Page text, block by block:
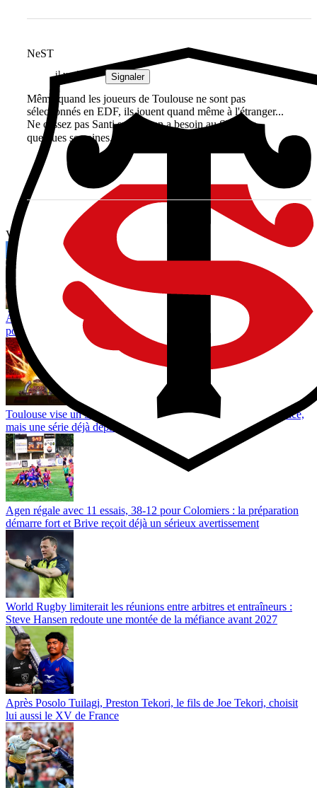
NeST
il y a 2 ans Signaler
Même quand les joueurs de Toulouse ne sont pas
sélectionnés en EDF, ils jouent quand même à l'étranger...
Ne cassez pas Santi svp, on en a besoin au ST dans
quelques semaines. Merci 😘
Vous avez tout lu ?
À 44 ans, Ma’a Nonu va retrouver les All Blacks et ''défier'' le haka
pour la 1ère fois de sa carrière
Toulouse vise un 5e Brennus de suite : un record absolu en France,
mais une série déjà dépassée au niveau mondial
Agen régale avec 11 essais, 38-12 pour Colomiers : la préparation
démarre fort et Brive reçoit déjà un sérieux avertissement
World Rugby limiterait les réunions entre arbitres et entraîneurs :
Steve Hansen redoute une montée de la méfiance avant 2027
Après Posolo Tuilagi, Preston Tekori, le fils de Joe Tekori, choisit
lui aussi le XV de France